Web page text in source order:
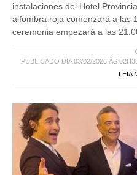
instalaciones del Hotel
alfombra roja comenzará a las
ceremonia empezará a las
PUBLICADO DIA 03/02/2026 ÀS
LEIA